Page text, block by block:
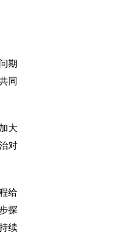
期
同
大
对
给
探
续